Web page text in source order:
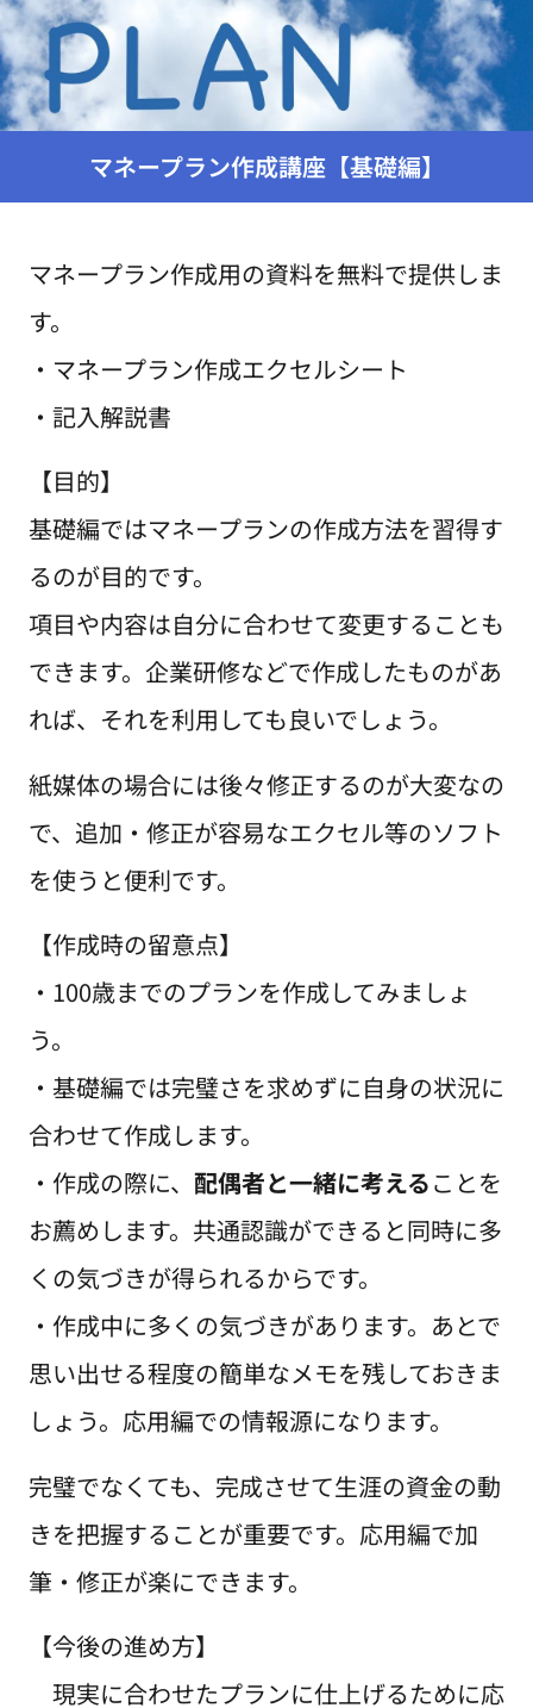
マネープラン作成講座【基礎編】
マネープラン作成用の資料を無料で提供しま
す。
・マネープラン作成エクセルシート
・記入解説書
【目的】
基礎編ではマネープランの作成方法を習得す
るのが目的です。
項目や内容は自分に合わせて変更することも
できます。企業研修などで作成したものがあ
れば、それを利用しても良いでしょう。
紙媒体の場合には後々修正するのが大変なの
で、追加・修正が容易なエクセル等のソフト
を使うと便利です。
【作成時の留意点】
・100歳までのプランを作成してみましょ
う。
・基礎編では完璧さを求めずに自身の状況に
合わせて作成します。
・作成の際に、 配偶者と一緒に考えることを
お薦めします。共通認識ができると同時に多
くの気づきが得られるからです。
・作成中に多くの気づきがあります。あとで
思い出せる程度の簡単なメモを残しておきま
しょう。応用編での情報源になります。
完璧でなくても、完成させて生涯の資金の動
きを把握することが重要です。応用編で加
筆・修正が楽にできます。
【今後の進め方】
現実に合わせたプランに仕上げるために応